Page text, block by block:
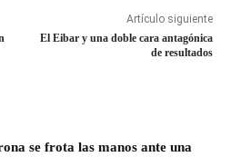
Artículo siguiente
El Eibar y una doble cara antagónica
de resultados
se frota las manos ante una